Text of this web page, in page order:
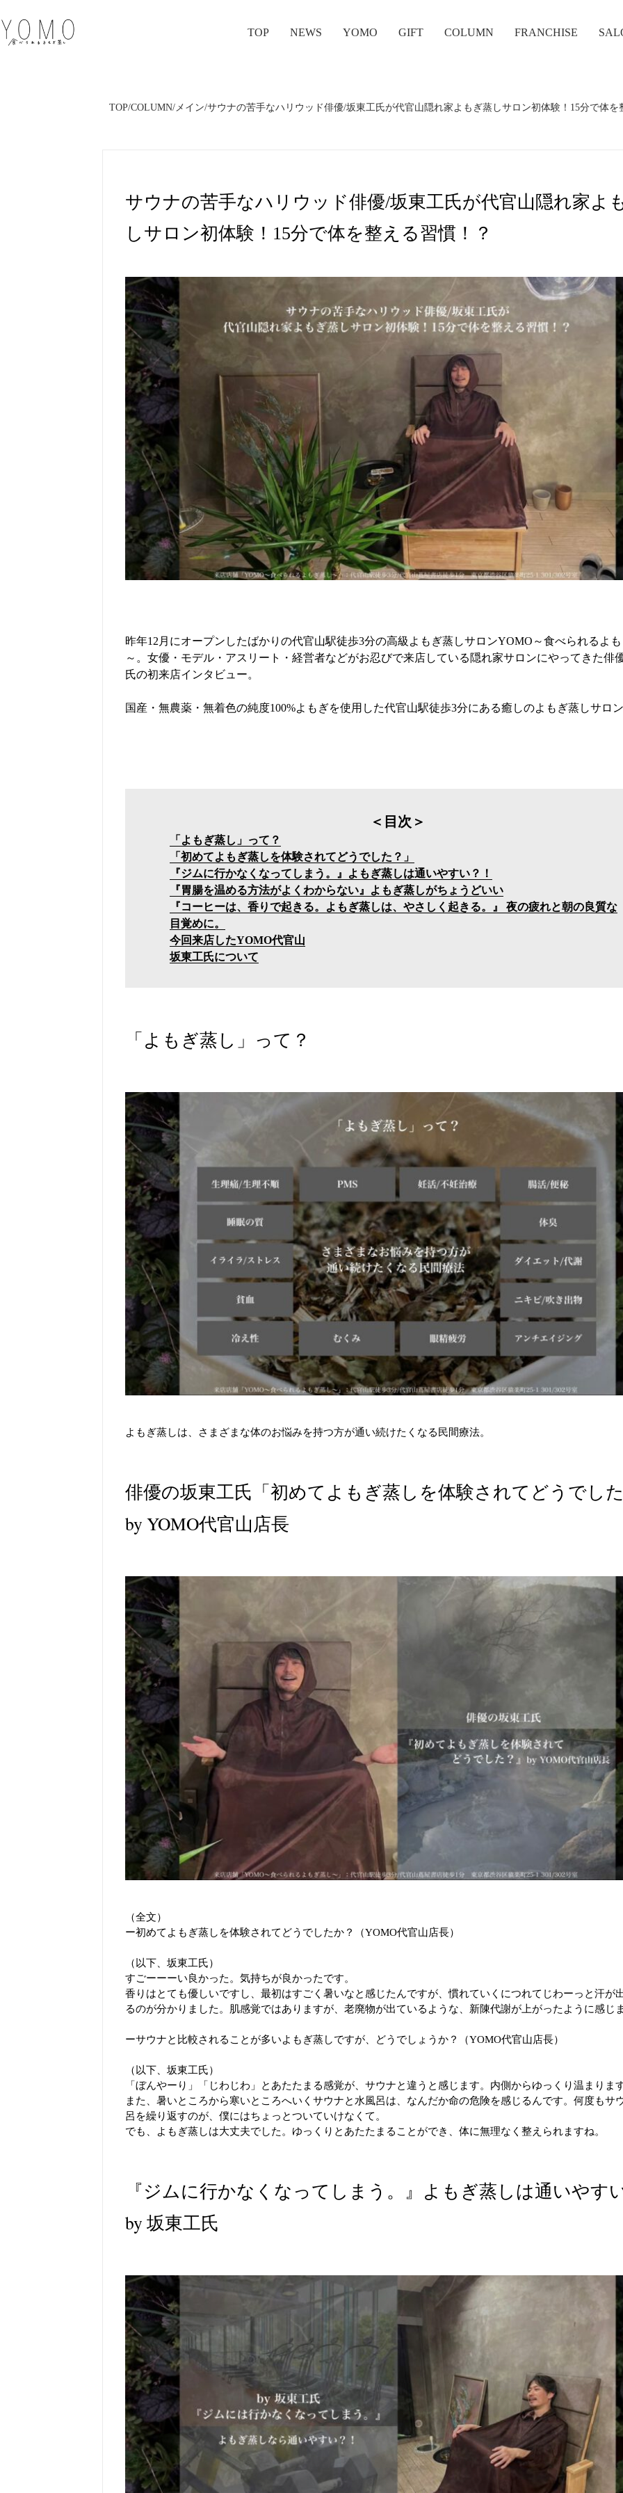
TOP NEWS YOMO GIFT COLUMN FRANCHISE
TOP/COLUMN/メイン/サウナの苦手なハリウッド俳優/坂東工氏が代官山隠れ家よもぎ蒸しサロン初体験！15分で体を
サウナの苦手なハリウッド俳優/坂東工氏が代官山隠れ家よ
しサロン初体験！15分で体を整える習慣！？
昨年12月にオープンしたばかりの代官山駅徒歩3分の高級よもぎ蒸しサロンYOMO～食べられるよ
～。女優・モデル・アスリート・経営者などがお忍びで来店している隠れ家サロンにやってきた俳
氏の初来店インタビュー。
国産・無農薬・無着色の純度100%よもぎを使用した代官山駅徒歩3分にある癒しのよもぎ蒸しサロ
＜目次＞
「よもぎ蒸し」って？
「初めてよもぎ蒸しを体験されてどうでした？」
『ジムに行かなくなってしまう。』よもぎ蒸しは通いやすい？！
『胃腸を温める方法がよくわからない』よもぎ蒸しがちょうどいい
『コーヒーは、香りで起きる。よもぎ蒸しは、やさしく起きる。』 夜の疲れと朝の良質な
目覚めに。
今回来店したYOMO代官山
坂東工氏について
「よもぎ蒸し」って？
よもぎ蒸しは、さまざまな体のお悩みを持つ方が通い続けたくなる民間療法。
俳優の坂東工氏「初めてよもぎ蒸しを体験されてどうでし
by YOMO代官山店長
（全文）
ー初めてよもぎ蒸しを体験されてどうでしたか？（YOMO代官山店長）
（以下、坂東工氏）
すごーーーい良かった。気持ちが良かったです。
香りはとても優しいですし、最初はすごく暑いなと感じたんですが、慣れていくにつれてじわーっと汗が
るのが分かりました。肌感覚ではありますが、老廃物が出ているような、新陳代謝が上がったように感じ
ーサウナと比較されることが多いよもぎ蒸しですが、どうでしょうか？（YOMO代官山店長）
（以下、坂東工氏）
「ぼんやーり」「じわじわ」とあたたまる感覚が、サウナと違うと感じます。内側からゆっくり温まりま
また、暑いところから寒いところへいくサウナと水風呂は、なんだか命の危険を感じるんです。何度もサ
呂を繰り返すのが、僕にはちょっとついていけなくて。
でも、よもぎ蒸しは大丈夫でした。ゆっくりとあたたまることができ、体に無理なく整えられますね。
『ジムに行かなくなってしまう。』よもぎ蒸しは通いやす
by 坂東工氏